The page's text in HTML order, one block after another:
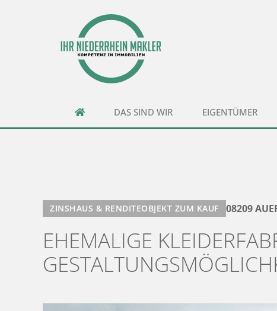
DAS SIND WIR EIGENTÜMER
ZINSHAUS & RENDITEOBJEKT ZUM KAUF 08209
EHEMALIGE